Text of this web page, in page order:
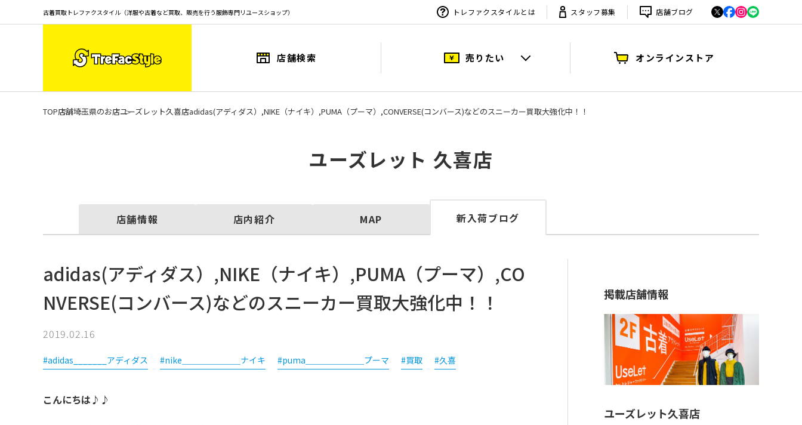
古着買取トレファクスタイル（洋服や古着など買取、販売を行う服飾専門リユースショップ） トレファクスタイルとは スタッフ募集 店舗ブログ
店舗検索 売りたい オンラインストア
TOP店舗埼玉県のお店ユーズレット久喜店adidas(アディダス）,NIKE（ナイキ）,PUMA（プーマ）,CONVERSE(コンバース)などのスニーカー買取大強化中！！
ユーズレット 久喜店
店舗情報 店内紹介 MAP 新入荷ブログ
adidas(アディダス）,NIKE（ナイキ）,PUMA（プーマ）,CO
NVERSE(コンバース)などのスニーカー買取大強化中！！
2019.02.16
#adidas_______アディダス #nike＿＿＿＿＿＿＿ナイキ #puma＿＿＿＿＿＿＿プーマ #買取 #久喜
こんにちは♪♪
掲載店舗情報
ユーズレット久喜店